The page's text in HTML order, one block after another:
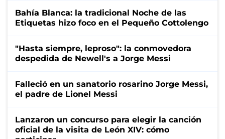
Bahía Blanca: la tradicional Noche de las
Etiquetas hizo foco en el Pequeño Cottolengo
"Hasta siempre, leproso": la conmovedora
despedida de Newell's a Jorge Messi
Falleció en un sanatorio rosarino Jorge Messi,
el padre de Lionel Messi
Lanzaron un concurso para elegir la canción
oficial de la visita de León XIV: cómo